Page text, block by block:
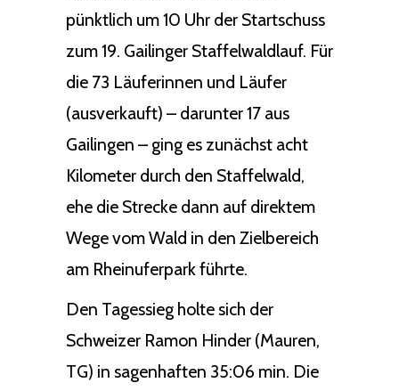
pünktlich um 10 Uhr der Startschuss
zum 19. Gailinger Staffelwaldlauf. Für
die 73 Läuferinnen und Läufer
(ausverkauft) – darunter 17 aus
Gailingen – ging es zunächst acht
Kilometer durch den Staffelwald,
ehe die Strecke dann auf direktem
Wege vom Wald in den Zielbereich
am Rheinuferpark führte.
Den Tagessieg holte sich der
Schweizer Ramon Hinder (Mauren,
TG) in sagenhaften 35:06 min. Die